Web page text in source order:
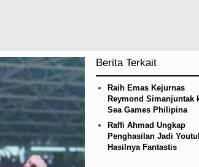
Sebagai Gay Salah Kaprah
Hanya Ada di Alam Pikiran
Tak Toleransi
Laga Persahabatan di Hong Kong
Berkantor di Nias LGB
Berita Terkait
Raih Emas Kejurnas
Reymond Simanjuntak
Sea Games Philipina
Raffi Ahmad Ungkap
Penghasilan Jadi
Hasilnya Fantastis